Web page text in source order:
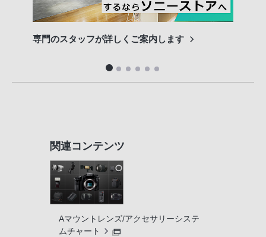
専門のスタッフが詳しくご案内します
関連コンテンツ
Aマウントレンズ/アクセサリーシステ
ムチャート